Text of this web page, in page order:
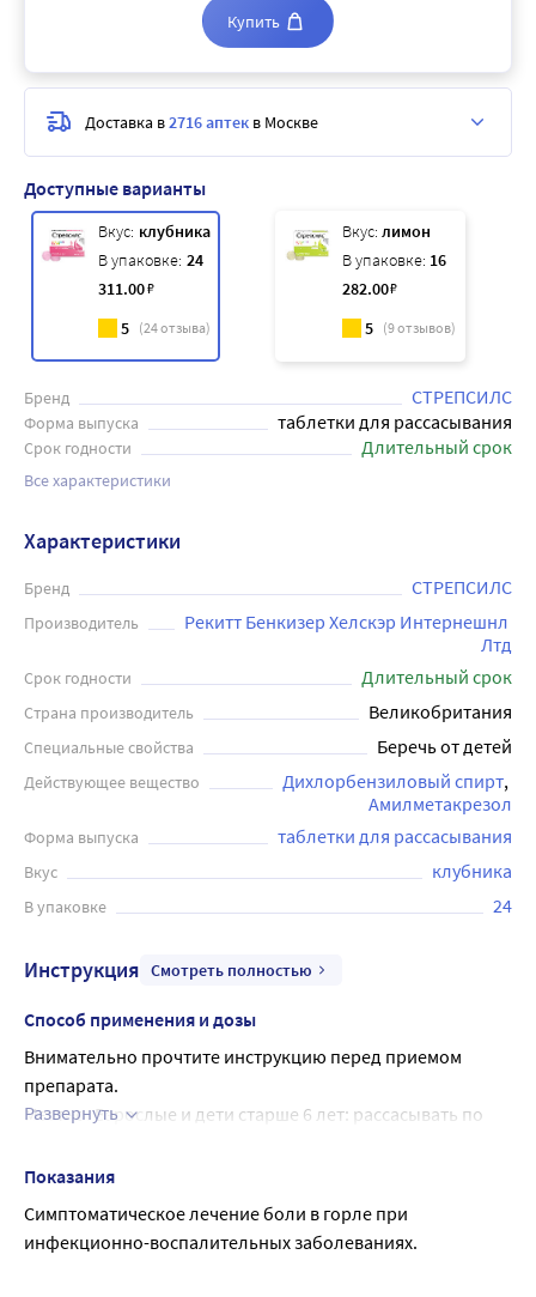
Доступные варианты
Вкус: клубника
В упаковке: 24
311.00₽
5 (24отзыва)
Вкус: лимон
В упаковке: 16
282.00₽
5 (9отзывов)
Бренд СТРЕПСИЛС
Форма выпуска таблетки для рассасывания
Срок годности Длительный срок
Все характеристики
Купить
Доставка в2716 аптек в Москве
Характеристики
Бренд СТРЕПСИЛС
Производитель
Рекитт Бенкизер Хелскэр Интернешнл
Лтд
Срок годности Длительный срок
Страна производитель Великобритания
Специальные свойства Беречь от детей
Действующее вещество
Дихлорбензиловый спирт
Амилметакрезол
Форма выпуска таблетки для рассасывания
Вкус клубника
В упаковке 24
Инструкция Смотреть полностью
Способ применения и дозы
Внимательно прочтите инструкцию перед приемом
препарата.
Местно. Взрослые и дети старше 6 лет: рассасывать по
таблеток в течение 24 часов. Не превышайте указанную
Продолжительность курса лечения - не более 3 дней.
Если при приеме препарата в течение 3 дней симптомы
Развернуть
Показания
Симптоматическое лечение боли в горле при
инфекционно-воспалительных заболеваниях.